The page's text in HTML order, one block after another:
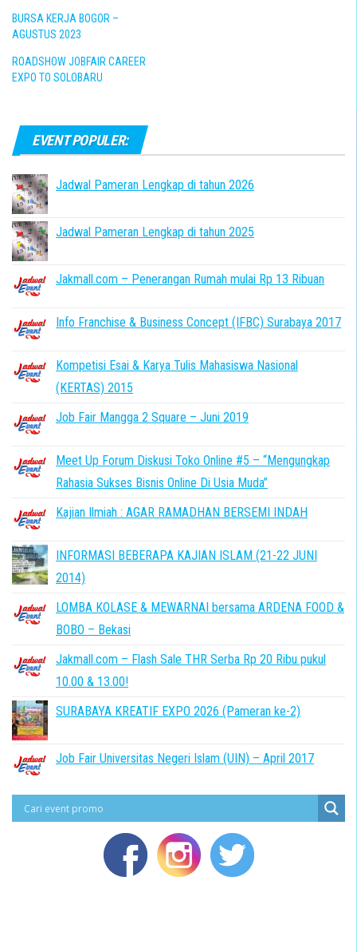
BURSA KERJA BOGOR –
AGUSTUS 2023
ROADSHOW JOBFAIR CAREER
EXPO TO SOLOBARU
EVENT POPULER:
Jadwal Pameran Lengkap di tahun 2026
Jadwal Pameran Lengkap di tahun 2025
Jakmall.com – Penerangan Rumah mulai Rp 13 Ribuan
Info Franchise & Business Concept (IFBC) Surabaya 2017
Kompetisi Esai & Karya Tulis Mahasiswa Nasional
(KERTAS) 2015
Job Fair Mangga 2 Square – Juni 2019
Meet Up Forum Diskusi Toko Online #5 – “Mengungkap
Rahasia Sukses Bisnis Online Di Usia Muda”
Kajian Ilmiah : AGAR RAMADHAN BERSEMI INDAH
INFORMASI BEBERAPA KAJIAN ISLAM (21-22 JUNI
2014)
LOMBA KOLASE & MEWARNAI bersama ARDENA FOOD &
BOBO – Bekasi
Jakmall.com – Flash Sale THR Serba Rp 20 Ribu pukul
10.00 & 13.00!
SURABAYA KREATIF EXPO 2026 (Pameran ke-2)
Job Fair Universitas Negeri Islam (UIN) – April 2017